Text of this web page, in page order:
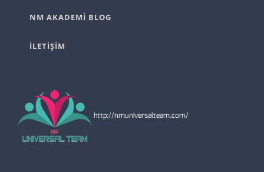
NM AKADEMİ BLOG
İLETİŞİM